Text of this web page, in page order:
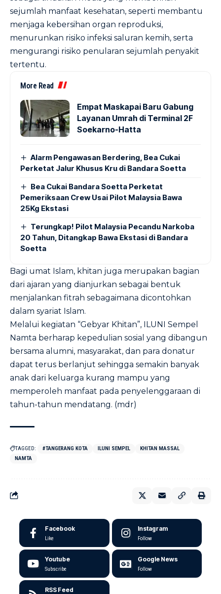
sejumlah manfaat kesehatan, seperti membantu
menjaga kebersihan organ reproduksi,
menurunkan risiko infeksi saluran kemih, serta
mengurangi risiko penularan sejumlah penyakit
tertentu.
More Read
Empat Maskapai Baru Gabung
Layanan Umrah di Terminal 2F
Soekarno-Hatta
Alarm Pengawasan Berdering, Bea Cukai
Perketat Jalur Khusus Kru di Bandara Soetta
Bea Cukai Bandara Soetta Perketat
Pemeriksaan Crew Usai Pilot Malaysia Bawa
25Kg Ekstasi
Terungkap! Pilot Malaysia Pecandu Narkoba
20 Tahun, Ditangkap Bawa Ekstasi di Bandara
Soetta
Bagi umat Islam, khitan juga merupakan bagian
dari ajaran yang dianjurkan sebagai bentuk
menjalankan fitrah sebagaimana dicontohkan
dalam syariat Islam.
Melalui kegiatan “Gebyar Khitan”, ILUNI Sempel
Namta berharap kepedulian sosial yang dibangun
bersama alumni, masyarakat, dan para donatur
dapat terus berlanjut sehingga semakin banyak
anak dari keluarga kurang mampu yang
memperoleh manfaat pada penyelenggaraan di
tahun-tahun mendatang. (mdr)
TAGGED: #TANGERANG KOTA ILUNI SEMPEL
KHITAN MASSAL
NAMTA
Facebook
Like
Instagram
Follow
Youtube
Subscribe
Google News
Follow
RSS Feed